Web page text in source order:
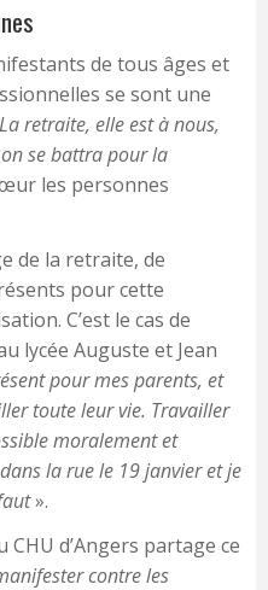
de tous âges et
se sont une
La retraite, elle est à nous,
se battra pour la
les personnes
de la retraite, de
pour cette
C’est le cas de
lycée Auguste et Jean
pour mes parents, et
toute leur vie. Travailler
moralement et
la rue le 19 janvier et je
».
d’Angers partage ce
contre les